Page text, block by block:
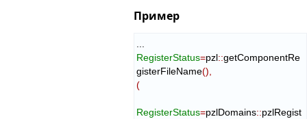
Пример
RegisterStatus=pzl::getComponentRe
gisterFileName()
(
RegisterStatus=pzlDomains::pzlRegist